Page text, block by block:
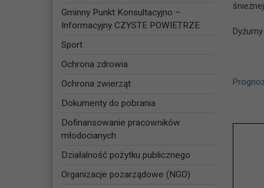
Gminny Punkt Konsultacyjno –
Informacyjny CZYSTE POWIETRZE
Sport
Ochrona zdrowia
Ochrona zwierząt
Dokumenty do pobrania
Dofinansowanie pracowników
młodocianych
Działalność pożytku publicznego
Organizacje pozarządowe (NGO)